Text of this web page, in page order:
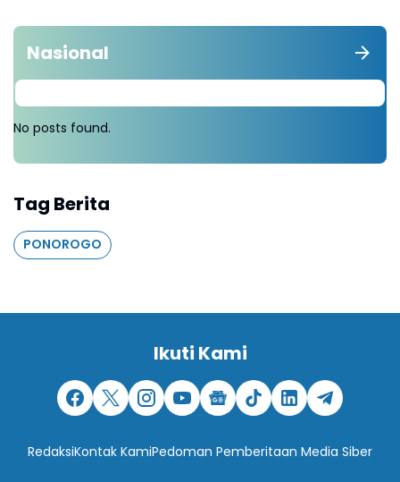
Nasional
No posts found.
Tag Berita
PONOROGO
Ikuti Kami
RedaksiKontak KamiPedoman Pemberitaan Media Siber